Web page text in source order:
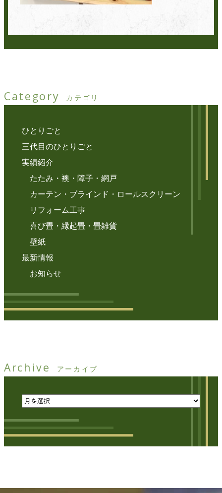
Category カテゴリ
ひとりごと
三代目のひとりごと
実績紹介
たたみ・襖・障子・網戸
カーテン・ブラインド・ロールスクリーン
リフォーム工事
喜び畳・縁起畳・畳雑貨
壁紙
最新情報
お知らせ
Archive アーカイブ